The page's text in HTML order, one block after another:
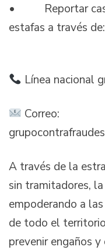
• Reportar
estafas a través de:
Línea nacional
Correo:
A través de la
sin tramitadores,
empoderando a
de todo el
prevenir engaños